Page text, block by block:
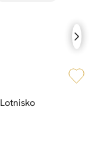
Lotnisko